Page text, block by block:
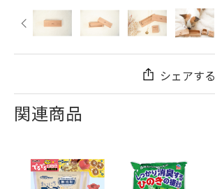
シェアする
関連商品